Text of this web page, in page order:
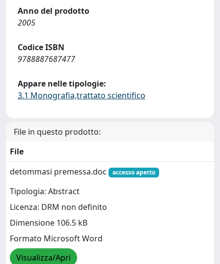
Anno del prodotto
2005
Codice ISBN
9788887687477
Appare nelle tipologie:
3.1 Monografia,trattato scientifico
File in questo prodotto:
File
detommasi premessa.doc
accesso aperto
Tipologia: Abstract
Licenza: DRM non definito
Dimensione 106.5 kB
Formato Microsoft Word
Visualizza/Apri